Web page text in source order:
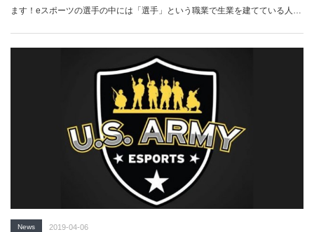
ます！eスポーツの選手の中には「選手」という職業で生業を建てている人も
News 2019-04-06